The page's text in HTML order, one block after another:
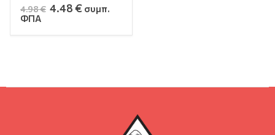
4.98€ Original
4.98 €.
4.48 €Η
τρέχουσα
είναι:
συμπ.
ΦΠΑ